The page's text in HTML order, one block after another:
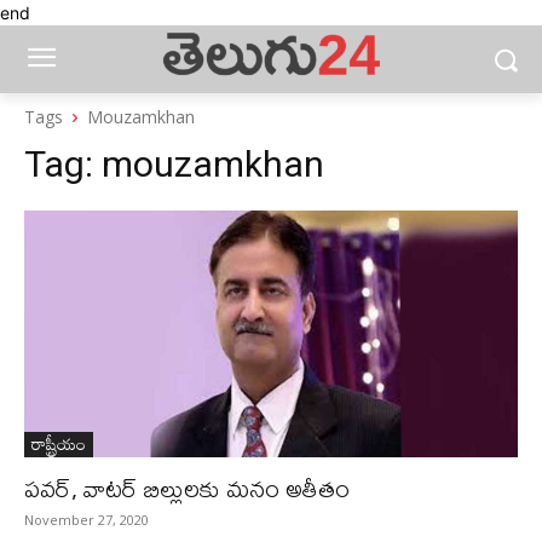
end
Tags Mouzamkhan
Tag: mouzamkhan
రాష్ట్రీయం
పవర్‌, వాటర్‌ బిల్లులకు మనం అతీతం
November 27, 2020